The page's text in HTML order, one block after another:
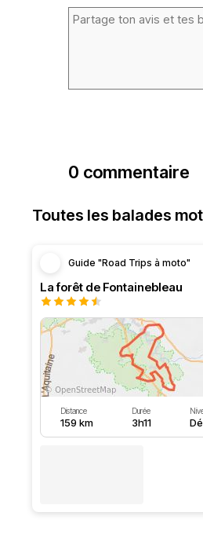
0 commentaire
Toutes les balades
Guide "Road Trips à moto"
La forêt de Fontainebleau
Distance
159 km
Durée
3h11